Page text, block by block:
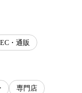
EC・通販
専門店